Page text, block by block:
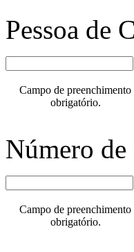
Pessoa de
Campo de preenchimento
obrigatório.
Número
Campo de preenchimento
obrigatório.